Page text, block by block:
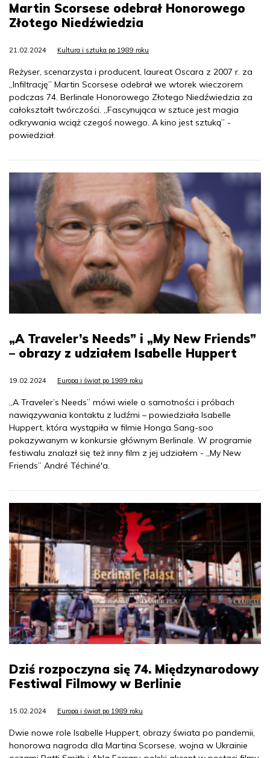
Martin Scorsese odebrał Honorowego
Złotego Niedźwiedzia
21.02.2024 Kultura i sztuka po 1989 roku
Reżyser, scenarzysta i producent, laureat Oscara z 2007 r. za
„Infiltrację” Martin Scorsese odebrał we wtorek wieczorem
podczas 74. Berlinale Honorowego Złotego Niedźwiedzia za
całokształt twórczości. „Fascynująca w sztuce jest magia
odkrywania wciąż czegoś nowego. A kino jest sztuką” -
powiedział.
„A Traveler’s Needs” i „My New Friends”
– obrazy z udziałem Isabelle Huppert
19.02.2024 Europa i świat po 1989 roku
„A Traveler’s Needs” mówi wiele o samotności i próbach
nawiązywania kontaktu z ludźmi – powiedziała Isabelle
Huppert, która wystąpiła w filmie Honga Sang-soo
pokazywanym w konkursie głównym Berlinale. W programie
festiwalu znalazł się też inny film z jej udziałem - „My New
Friends” André Téchiné'a.
Dziś rozpoczyna się 74. Międzynarodowy
Festiwal Filmowy w Berlinie
15.02.2024 Europa i świat po 1989 roku
Dwie nowe role Isabelle Huppert, obrazy świata po pandemii,
honorowa nagroda dla Martina Scorsese, wojna w Ukrainie